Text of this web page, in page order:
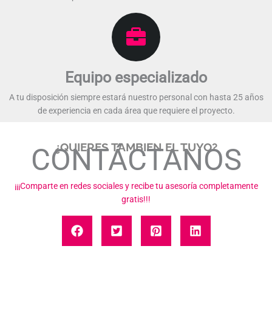
Equipo especializado​
A tu disposición siempre estará nuestro personal con hasta 25 años
de experiencia en cada área que requiere el proyecto.​​
¿QUIERES TAMBIEN EL TUYO?
CONTÁCTANOS​
¡¡¡Comparte en redes sociales y recibe tu asesoría completamente
gratis!!!